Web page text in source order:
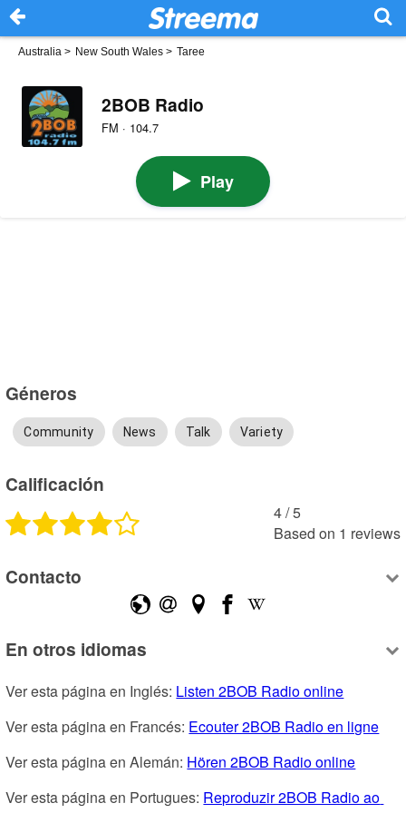
Australia > New South Wales > Taree
2BOB Radio
FM · 104.7
Play
Géneros
Community News Talk Variety
Calificación
4 /5
Based on 1 reviews
Contacto
En otros idiomas
Ver esta página en Inglés: Listen 2BOB Radio online
Ver esta página en Francés: Ecouter 2BOB Radio en ligne
Ver esta página en Alemán: Hören 2BOB Radio online
Ver esta página en Portugues: Reproduzir 2BOB Radio ao